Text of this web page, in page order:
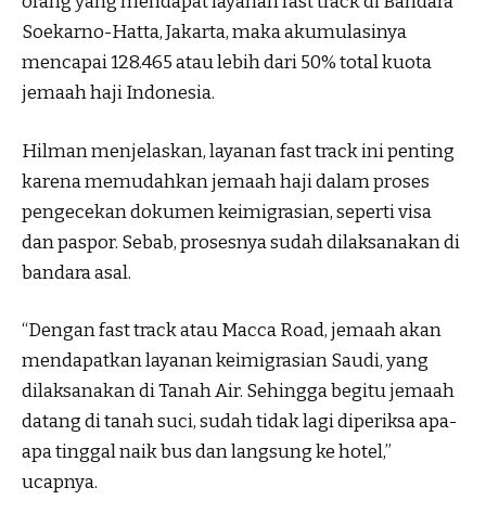
Soekarno-Hatta, Jakarta, maka akumulasinya
mencapai 128.465 atau lebih dari 50% total kuota
jemaah haji Indonesia.
Hilman menjelaskan, layanan fast track ini penting
karena memudahkan jemaah haji dalam proses
pengecekan dokumen keimigrasian, seperti visa
dan paspor. Sebab, prosesnya sudah dilaksanakan di
bandara asal.
“Dengan fast track atau Macca Road, jemaah akan
mendapatkan layanan keimigrasian Saudi, yang
dilaksanakan di Tanah Air. Sehingga begitu jemaah
datang di tanah suci, sudah tidak lagi diperiksa apa-
apa tinggal naik bus dan langsung ke hotel,”
ucapnya.